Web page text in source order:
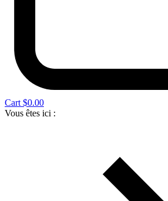
Cart $0.00
Vous êtes ici :